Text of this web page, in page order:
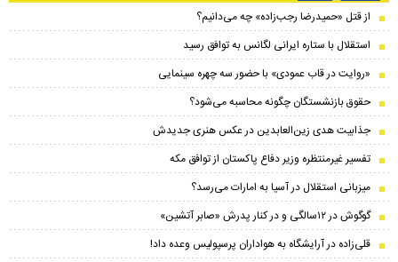
از قتل «حمیدرضا رجب‌زاده» چه می‌دانیم؟
استقلال با ستاره ایرانی لگانس به توافق رسید
«روایت در قاب عمودی» با حضور سه چهره سینمایی
حقوق بازنشستگان چگونه محاسبه می‌شود؟
جذابیت هدی زین‌العابدین در عکس هنری جدیدش
تفسیر غیرمنتظره وزیر دفاع پاکستان از توافق مکه
میزبانی استقلال در آسیا به امارات می‌رسد؟
گوگوش در ۱۲سالگی و در کنار پدرش «صابر آتشین»
قلی‌زاده در آرایشگاه به هواداران پرسپولیس وعده داد!